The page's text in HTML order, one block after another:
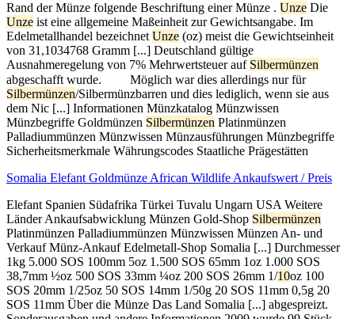
Rand der Münze folgende Beschriftung einer Münze . Unze Die
Unze ist eine allgemeine Maßeinheit zur Gewichtsangabe. Im
Edelmetallhandel bezeichnet Unze (oz) meist die Gewichtseinheit
von 31,1034768 Gramm [...] Deutschland gültige
Ausnahmeregelung von 7% Mehrwertsteuer auf Silbermünzen
abgeschafft wurde. ⠀ ⠀ Möglich war dies allerdings nur für
Silbermünzen/Silbermünzbarren und dies lediglich, wenn sie aus
dem Nic [...] Informationen Münzkatalog Münzwissen
Münzbegriffe Goldmünzen Silbermünzen Platinmünzen
Palladiummünzen Münzwissen Münzausführungen Münzbegriffe
Sicherheitsmerkmale Währungscodes Staatliche Prägestätten
Somalia Elefant Goldmünze African Wildlife Ankaufswert / Preis
Elefant Spanien Südafrika Türkei Tuvalu Ungarn USA Weitere
Länder Ankaufsabwicklung Münzen Gold-Shop Silbermünzen
Platinmünzen Palladiummünzen Münzwissen Münzen An- und
Verkauf Münz-Ankauf Edelmetall-Shop Somalia [...] Durchmesser
1kg 5.000 SOS 100mm 5oz 1.500 SOS 65mm 1oz 1.000 SOS
38,7mm ½oz 500 SOS 33mm ¼oz 200 SOS 26mm 1/10oz 100
SOS 20mm 1/25oz 50 SOS 14mm 1/50g 20 SOS 11mm 0,5g 20
SOS 11mm Über die Münze Das Land Somalia [...] abgespreizt.